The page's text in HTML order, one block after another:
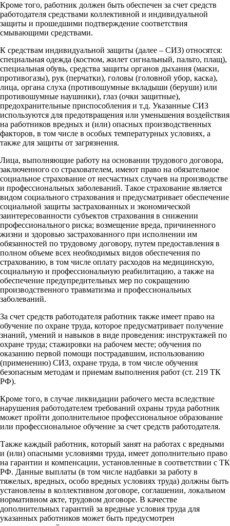
Кроме того, работник должен быть обеспечен за счет средств
работодателя средствами коллективной и индивидуальной
защиты и прошедшими подтверждение соответствия
смывающими средствами.
К средствам индивидуальной защиты (далее – СИЗ) относятся:
специальная одежда (костюм, жилет сигнальный, пальто, плащ),
специальная обувь, средства защиты органов дыхания (маски,
противогазы), рук (перчатки), головы (головной убор, каска),
лица, органа слуха (противошумные вкладыши (беруши) или
противошумные наушники), глаз (очки защитные),
предохранительные приспособления и т.д. Указанные СИЗ
используются для предотвращения или уменьшения воздействия
на работников вредных и (или) опасных производственных
факторов, в том числе в особых температурных условиях, а
также для защиты от загрязнения.
Лица, выполняющие работу на основании трудового договора,
заключенного со страхователем, имеют право на обязательное
социальное страхование от несчастных случаев на производстве
и профессиональных заболеваний. Такое страхование является
видом социального страхования и предусматривает обеспечение
социальной защиты застрахованных и экономической
заинтересованности субъектов страхования в снижении
профессионального риска; возмещение вреда, причиненного
жизни и здоровью застрахованного при исполнении им
обязанностей по трудовому договору, путем предоставления в
полном объеме всех необходимых видов обеспечения по
страхованию, в том числе оплату расходов на медицинскую,
социальную и профессиональную реабилитацию, а также на
обеспечение предупредительных мер по сокращению
производственного травматизма и профессиональных
заболеваний.
За счет средств работодателя работник также имеет право на
обучение по охране труда, которое предусматривает получение
знаний, умений и навыков в виде проведения: инструктажей по
охране труда; стажировки на рабочем месте; обучения по
оказанию первой помощи пострадавшим, использованию
(применению) СИЗ, охране труда, в том числе обучения
безопасным методам и приемам выполнения работ (ст. 219 ТК
РФ).
Кроме того, в случае ликвидации рабочего места вследствие
нарушения работодателем требований охраны труда работник
может пройти дополнительное профессиональное образование
или профессиональное обучение за счет средств работодателя.
Также каждый работник, который занят на работах с вредными
и (или) опасными условиями труда, имеет дополнительно право
на гарантии и компенсации, установленные в соответствии с ТК
РФ. Данные выплаты (в том числе надбавки за работу в
тяжелых, вредных, особо вредных условиях труда) должны быть
установлены в коллективном договоре, соглашении, локальном
нормативном акте, трудовом договоре. В качестве
дополнительных гарантий за вредные условия труда для
указанных работников может быть предусмотрен